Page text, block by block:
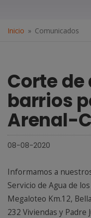
Inicio Comunicados
Corte de
barrios
Arenal-
08-08-2020
Informamos a
Servicio de Agua de
Megaloteo Km.12,
232 Viviendas y Padre